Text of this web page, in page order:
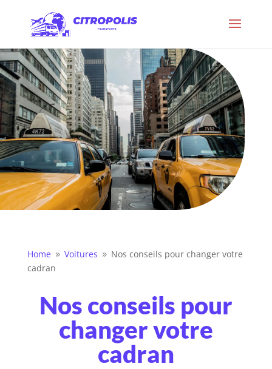
Home 9 Voitures 9 Nos conseils pour changer votre
cadran
Nos conseils pour
changer votre
cadran